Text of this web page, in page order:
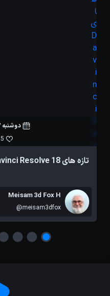
دوشنبه 17 مرداد 1401
5
تازه های Davinci Resolve 18
Meisam 3d Fox H
@meisam3dfox